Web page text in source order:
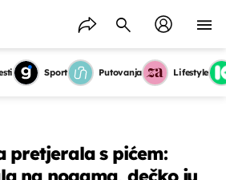
Sport Putovanja Lifestyle
pretjerala s pićem: